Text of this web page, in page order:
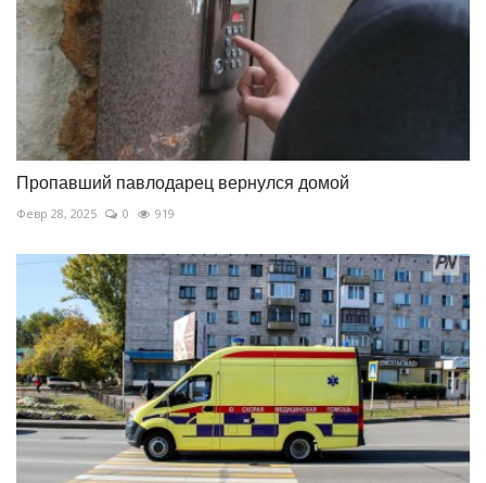
Пропавший павлодарец вернулся домой
Февр 28, 2025 0 919